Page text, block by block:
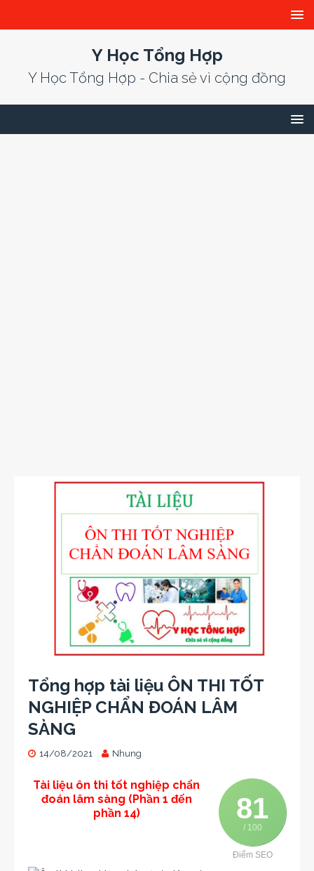
Y Học Tổng Hợp
Y Học Tổng Hợp - Chia sẻ vì cộng đồng
Tổng hợp tài liệu ÔN THI TỐT
NGHIỆP CHẨN ĐOÁN LÂM
SÀNG
14/08/2021 Nhung
81
/ 100
Điểm SEO
Tài liệu ôn thi tốt nghiệp chẩn
đoán lâm sàng (Phần 1 đến
phần 14)